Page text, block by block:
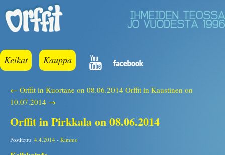
Keikat Kauppa
← Orffit in Kuortane on 08.06.2014 Orffit in Kaustinen on
10.07.2014 →
Orffit in Pirkkala on 08.06.2014
Postitettu: 4.4.2014 - Kimmo